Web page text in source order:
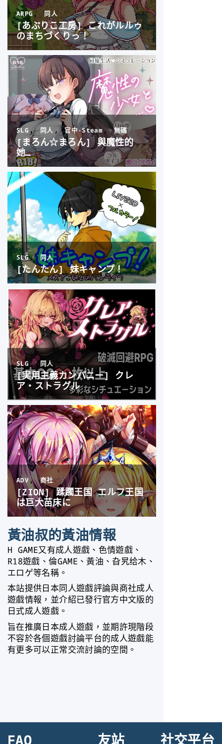
黃油叔的黃油情報
H GAME又有成人遊戲、色情遊戲、
R18遊戲、倫GAME、黃油、旮旯给木、
エロゲ等名稱。
本站提供日本同人遊戲評論與商社成人
遊戲情報，並介紹已發行官方中文版的
日式成人遊戲。
旨在推廣日本成人遊戲，並期許現階段
不容於各個遊戲討論平台的成人遊戲能
有更多可以正常交流討論的空間。
FAQ 友站 社交平台